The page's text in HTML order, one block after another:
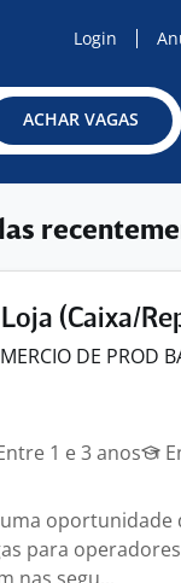
Login
ACHAR VAGAS
(Caixa/
DE PROD
1 e 3 anos
oportunidade
para